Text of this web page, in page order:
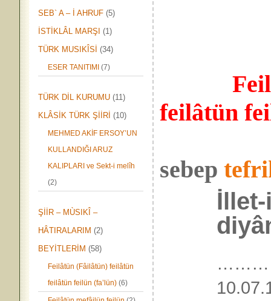
SEB` A – İ AHRUF (5)
İSTİKLÂL MARŞI (1)
TÜRK MUSIKÎSİ (34)
ESER TANITIMI (7)
TÜRK DİL KURUMU (11)
KLÂSİK TÜRK ŞİİRİ (10)
MEHMED AKİF ERSOY’UN
KULLANDIĞI ARUZ
KALIPLARI ve Sekt-i melîh
(2)
ŞİİR – MÙSIKÎ –
HÂTIRALARIM (2)
BEYİTLERİM (58)
Feilâtün (Fâilâtün) feilâtün
feilâtün feilün (fa’lün) (6)
feilâtün
sebep
İllet-